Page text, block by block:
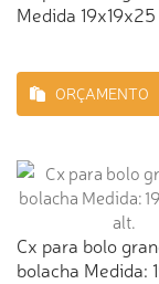
Medida
ORÇAMENTO
Cx para bolo
bolacha Medida: